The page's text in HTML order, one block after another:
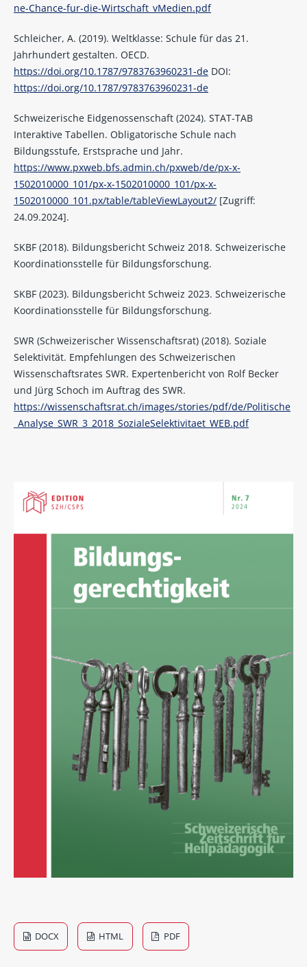
ne-Chance-fur-die-Wirtschaft_vMedien.pdf
Schleicher, A. (2019). Weltklasse: Schule für das 21.
Jahrhundert gestalten. OECD.
https://doi.org/10.1787/9783763960231-deDOI:
https://doi.org/10.1787/9783763960231-de
Schweizerische Eidgenossenschaft (2024). STAT-TAB
Interaktive Tabellen. Obligatorische Schule nach
Bildungsstufe, Erstsprache und Jahr.
https://www.pxweb.bfs.admin.ch/pxweb/de/px-x-
1502010000_101/px-x-1502010000_101/px-x-
1502010000_101.px/table/tableViewLayout2/[Zugriff:
24.09.2024].
SKBF (2018). Bildungsbericht Schweiz 2018. Schweizerische
Koordinationsstelle für Bildungsforschung.
SKBF (2023). Bildungsbericht Schweiz 2023. Schweizerische
Koordinationsstelle für Bildungsforschung.
SWR (Schweizerischer Wissenschaftsrat) (2018). Soziale
Selektivität. Empfehlungen des Schweizerischen
Wissenschaftsrates SWR. Expertenbericht von Rolf Becker
und Jürg Schoch im Auftrag des SWR.
https://wissenschaftsrat.ch/images/stories/pdf/de/Politische
_Analyse_SWR_3_2018_SozialeSelektivitaet_WEB.pdf
DOCX HTML PDF